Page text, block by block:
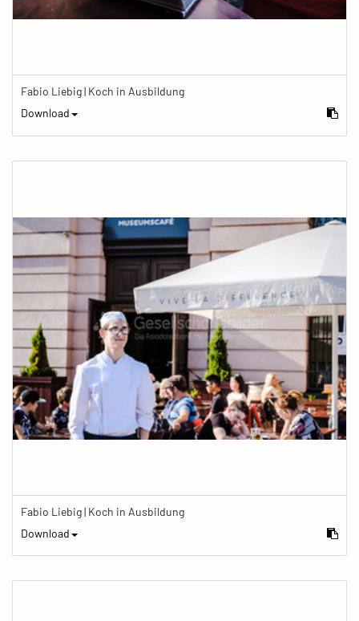
Fabio Liebig | Koch in Ausbildung
Download
Fabio Liebig | Koch in Ausbildung
Download